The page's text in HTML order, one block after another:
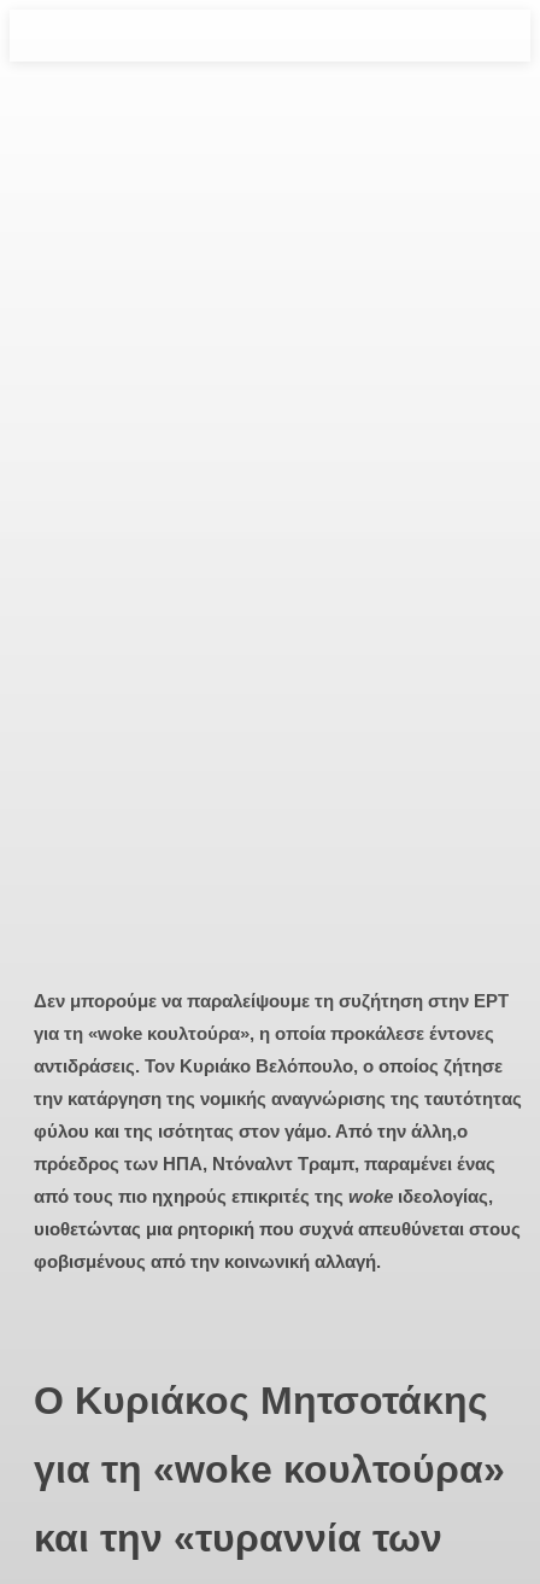
Δεν μπορούμε να παραλείψουμε τη συζήτηση στην ΕΡΤ
για τη «woke κουλτούρα», η οποία προκάλεσε έντονες
αντιδράσεις. Τον Κυριάκο Βελόπουλο, ο οποίος ζήτησε
την κατάργηση της νομικής αναγνώρισης της ταυτότητας
φύλου και της ισότητας στον γάμο. Από την άλλη,o
πρόεδρος των ΗΠΑ, Ντόναλντ Τραμπ, παραμένει ένας
από τους πιο ηχηρούς επικριτές της woke ιδεολογίας,
υιοθετώντας μια ρητορική που συχνά απευθύνεται στους
φοβισμένους από την κοινωνική αλλαγή.
Ο Κυριάκος Μητσοτάκης
για τη «woke κουλτούρα»
και την «τυραννία των